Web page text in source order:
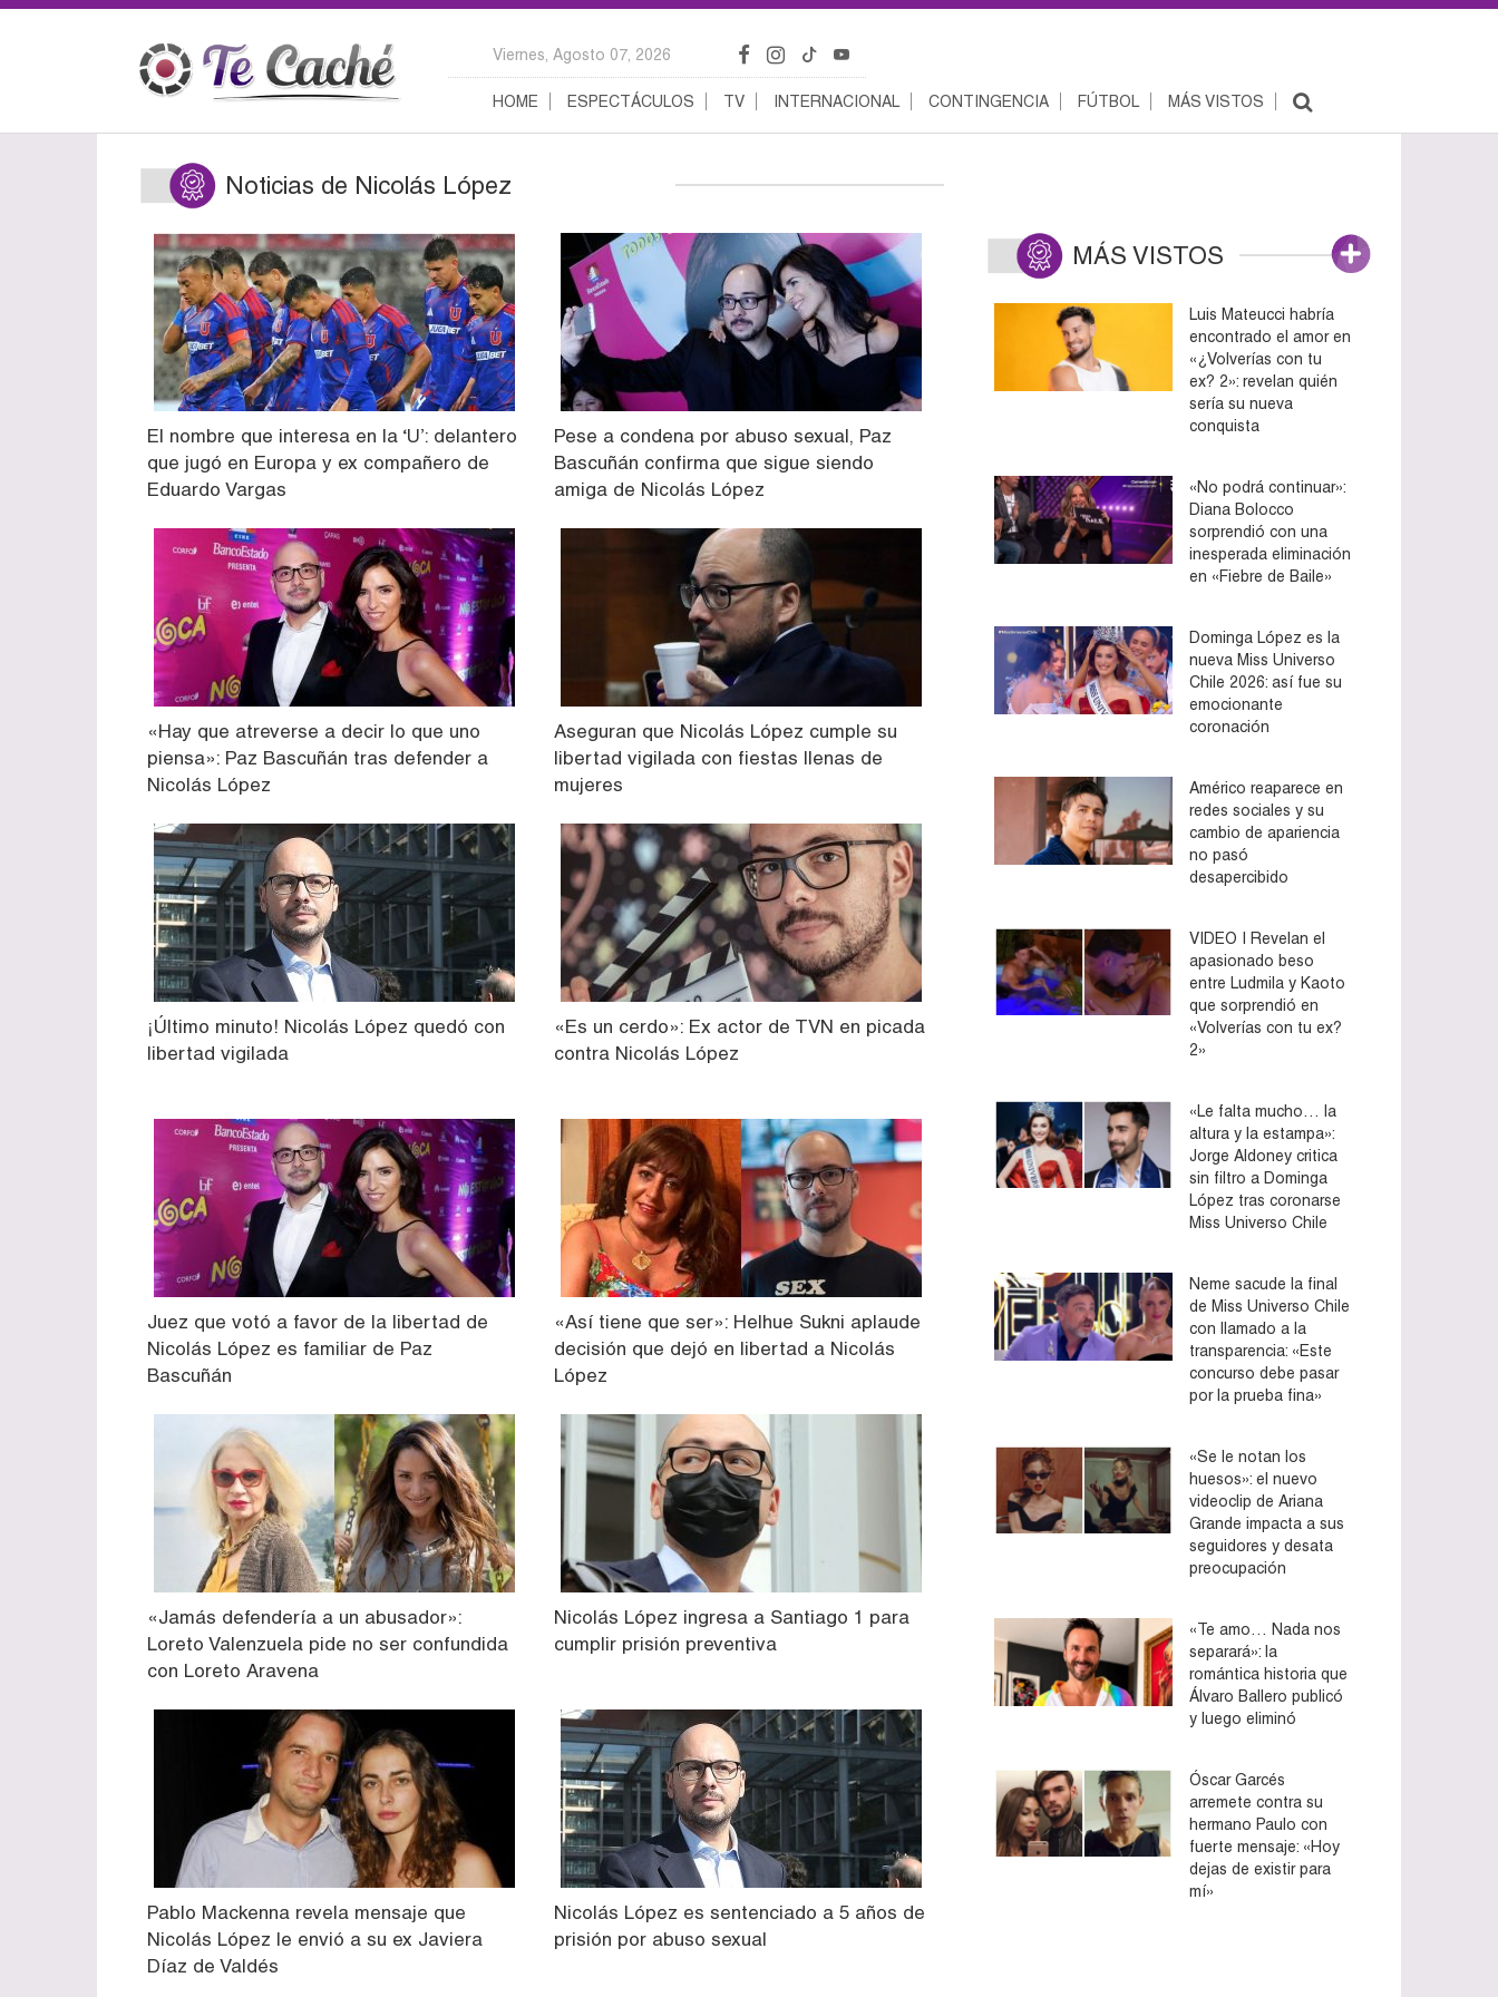
Viernes, Agosto 07, 2026
HOME ESPECTÁCULOS TV INTERNACIONAL CONTINGENCIA FÚTBOL MÁS VISTOS
Noticias de Nicolás López
El nombre que interesa en la ‘U’: delantero
que jugó en Europa y ex compañero de
Eduardo Vargas
Pese a condena por abuso sexual, Paz
Bascuñán confirma que sigue siendo
amiga de Nicolás López
«Hay que atreverse a decir lo que uno
piensa»: Paz Bascuñán tras defender a
Nicolás López
Aseguran que Nicolás López cumple su
libertad vigilada con fiestas llenas de
mujeres
¡Último minuto! Nicolás López quedó con
libertad vigilada
«Es un cerdo»: Ex actor de TVN en picada
contra Nicolás López
Juez que votó a favor de la libertad de
Nicolás López es familiar de Paz
Bascuñán
«Así tiene que ser»: Helhue Sukni aplaude
decisión que dejó en libertad a Nicolás
López
«Jamás defendería a un abusador»:
Loreto Valenzuela pide no ser confundida
con Loreto Aravena
Nicolás López ingresa a Santiago 1 para
cumplir prisión preventiva
Pablo Mackenna revela mensaje que
Nicolás López le envió a su ex Javiera
Díaz de Valdés
Nicolás López es sentenciado a 5 años de
prisión por abuso sexual
MÁS VISTOS
Luis Mateucci habría
encontrado el amor en
«¿Volverías con tu
ex? 2»: revelan quién
sería su nueva
conquista
«No podrá continuar»:
Diana Bolocco
sorprendió con una
inesperada eliminación
en «Fiebre de Baile»
Dominga López es la
nueva Miss Universo
Chile 2026: así fue su
emocionante
coronación
Américo reaparece en
redes sociales y su
cambio de apariencia
no pasó
desapercibido
VIDEO | Revelan el
apasionado beso
entre Ludmila y Kaoto
que sorprendió en
«Volverías con tu ex?
2»
«Le falta mucho… la
altura y la estampa»:
Jorge Aldoney critica
sin filtro a Dominga
López tras coronarse
Miss Universo Chile
Neme sacude la final
de Miss Universo Chile
con llamado a la
transparencia: «Este
concurso debe pasar
por la prueba fina»
«Se le notan los
huesos»: el nuevo
videoclip de Ariana
Grande impacta a sus
seguidores y desata
preocupación
«Te amo… Nada nos
separará»: la
romántica historia que
Álvaro Ballero publicó
y luego eliminó
Óscar Garcés
arremete contra su
hermano Paulo con
fuerte mensaje: «Hoy
dejas de existir para
mí»